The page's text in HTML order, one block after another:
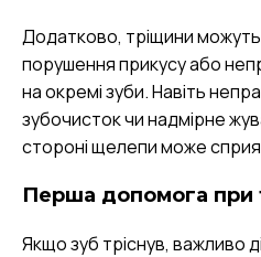
Додатково, тріщини
порушення прикусу або
на окремі зуби. Навіть
зубочисток чи надмірне
стороні щелепи може
Перша допомога при
Якщо зуб тріснув, важливо